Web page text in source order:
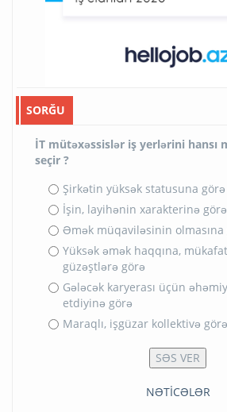
SORĞU
İT mütəxəssislər iş yerlərini hansı
seçir ?
Şirkətin yüksək statusuna görə
İşin, layihənin xarakterinə görə
Əmək müqaviləsinin olmasına
Yüksək əmək haqqına,
güzəştlərə görə
Gələcək karyerası üçün
etdiyinə görə
Maraqlı, işgüzar kollektivə görə
NƏTİCƏLƏR